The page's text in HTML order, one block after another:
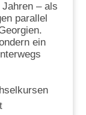
– als
parallel
ein